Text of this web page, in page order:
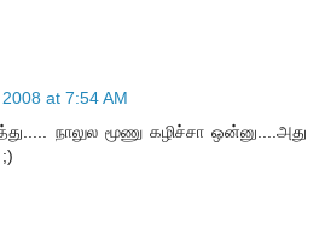
at 7:54 AM
நாலுல மூணு கழிச்சா ஒன்னு....அது